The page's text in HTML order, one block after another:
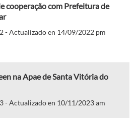
cooperação com Prefeitura de
- Actualizado en 14/09/2022 pm
na Apae de Santa Vitória do
- Actualizado en 10/11/2023 am